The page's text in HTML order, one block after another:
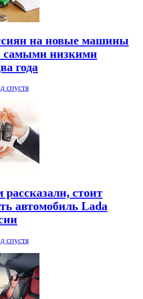
на новые машины
самыми низкими
года
спустя
рассказали, стоит
автомобиль Lada
спустя